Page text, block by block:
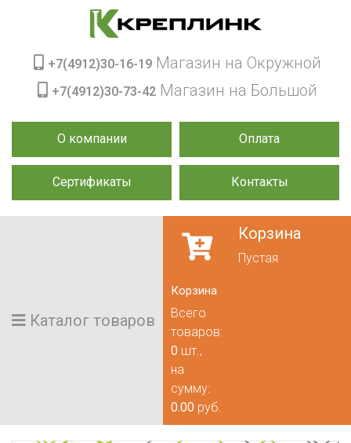
О компании Оплата
Сертификаты Контакты
+7(4912)30-16-19 Магазин на Окружной
+7(4912)30-73-42 Магазин на Большой
Каталог товаров
Корзина
Пустая
Корзина
Всего
товаров:
0 шт.,
на
сумму:
0.00 руб.